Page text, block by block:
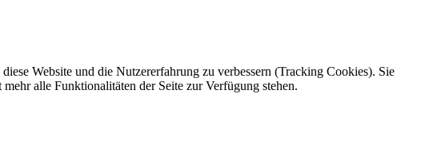
Website und die Nutzererfahrung zu verbessern (Tracking Cookies). Sie
alle Funktionalitäten der Seite zur Verfügung stehen.